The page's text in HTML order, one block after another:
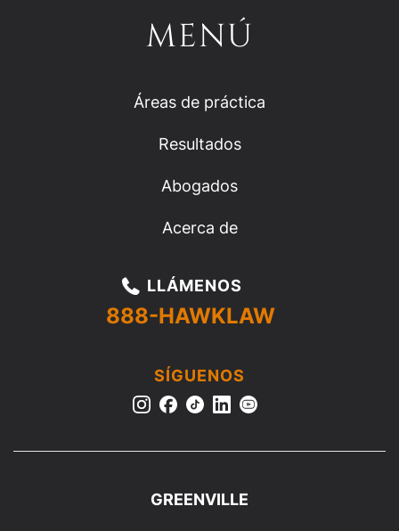
MENÚ
Áreas de práctica
Resultados
Abogados
Acerca de
LLÁMENOS
888-HAWKLAW
SÍGUENOS
GREENVILLE